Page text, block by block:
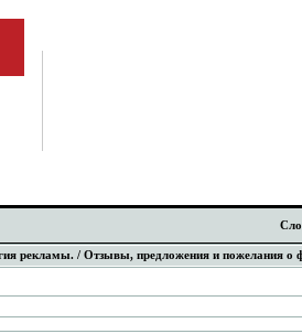
рекламы. / Отзывы, предложения и пожелания